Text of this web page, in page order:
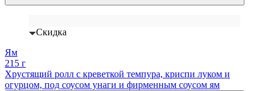
Скидка
Ям
215 г
Хрустящий ролл с креветкой темпура, криспи луком и
огурцом, под соусом унаги и фирменным соусом ям